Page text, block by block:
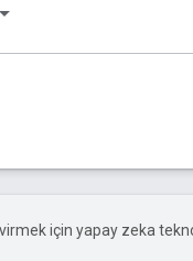
için yapay zeka